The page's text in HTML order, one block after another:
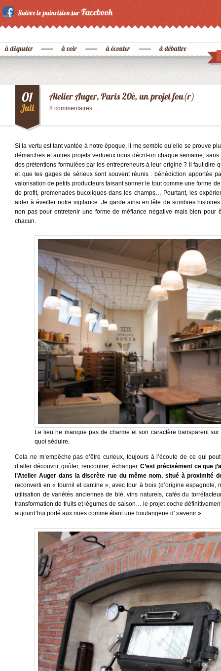
8 commentaires
Si la vertu est tant vantée à notre époque, il me semble qu’elle se prouve
démarches et autres projets vertueux nous décrit-on chaque semaine,
des prétentions formulées par les entrepreneurs à leur origine ? Il faut dire
et que les gages de sérieux sont souvent réunis : bénédiction apportée
valorisation de petits producteurs faisant sonner le tout comme une forme
de profit, promenades bucoliques dans les champs… Pourtant, les
aider à éveiller notre vigilance. Je garde ainsi en tête de sombres
non pas pour entretenir une forme de méfiance négative mais bien pour
chacun.
Le lieu ne manque pas de charme et son caractère transparent
quoi séduire.
Cela ne m’empêche pas d’être curieux, toujours à l’écoute de ce qui
d’aller découvrir, goûter, rencontrer, échanger.C’est précisément ce que
l’Atelier Auger dans la discrète rue du même nom, situé à proximité
reconverti en « fournil et cantine », avec four à bois (d’origine espagnole,
utilisation de variétés anciennes de blé, vins naturels, cafés du
transformation de fruits et légumes de saison… le projet coche
aujourd’hui porté aux nues comme étant une boulangerie d' »avenir ».